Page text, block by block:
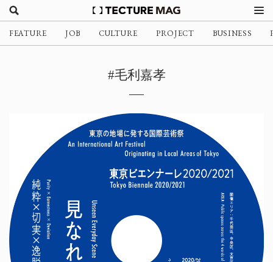
FEATURE JOB CULTURE PROJECT BUSINESS
#毛利嘉孝